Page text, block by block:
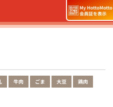
牛肉 ごま 大豆
鶏肉